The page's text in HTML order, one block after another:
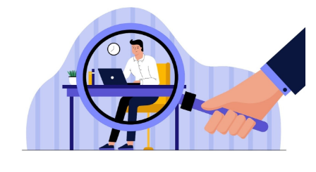
videolar ve artan yatırımlara rağmen, bu ‘insansı
devrim’ gerçekten ne kadar yakın?